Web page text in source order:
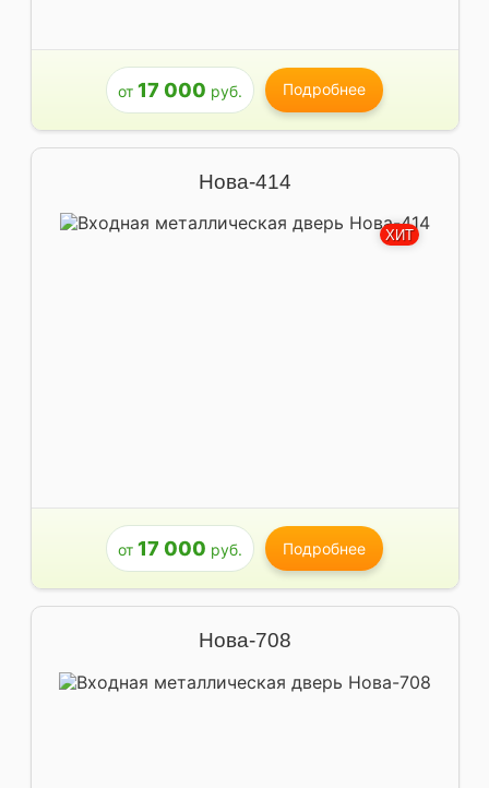
от 17 000 руб. Подробнее
Нова-414
ХИТ
от 17 000 руб. Подробнее
Нова-708